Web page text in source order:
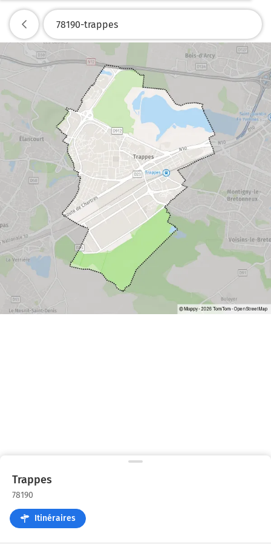
Trappes
78190
Itinéraires